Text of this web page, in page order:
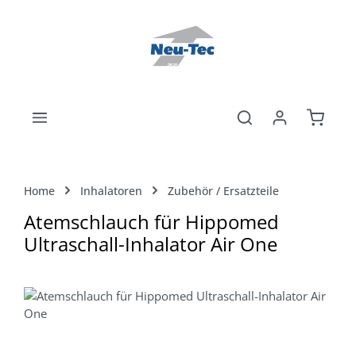
Home Inhalatoren Zubehör / Ersatzteile
Atemschlauch für Hippomed
Ultraschall-Inhalator Air One
Bildergalerie überspringen